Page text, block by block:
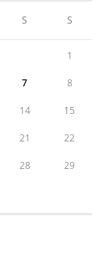
S S
1
7 8
14 15
21 22
28 29